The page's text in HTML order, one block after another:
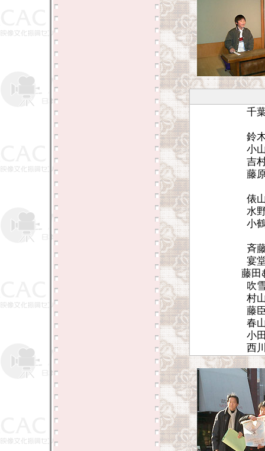
千
鈴
小
吉
藤
俵
水
小
斉
宴
藤田
吹
村
藤
春
小
西